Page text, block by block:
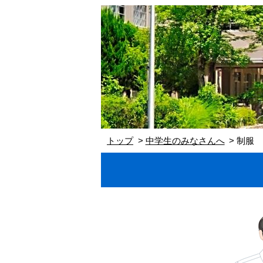
トップ 中学生のみなさんへ 制服